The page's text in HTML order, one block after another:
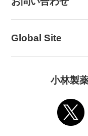
Global Site
小林製